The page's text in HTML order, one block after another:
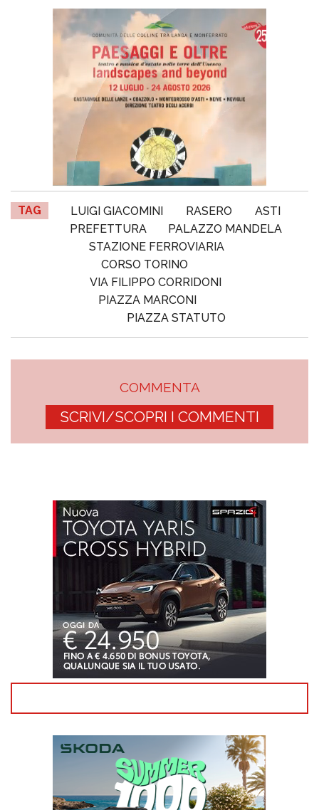
TAG LUIGI GIACOMINI RASERO
ASTI
PREFETTURA
PALAZZO MANDELA
STAZIONE FERROVIARIA
CORSO TORINO
VIA FILIPPO CORRIDONI
PIAZZA MARCONI
PIAZZA STATUTO
COMMENTA
SCRIVI/SCOPRI I COMMENTI